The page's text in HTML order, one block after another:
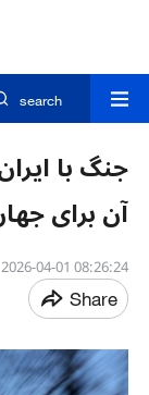
search
جنگ با
آن برای
08:26:24 2026-04-01
Share